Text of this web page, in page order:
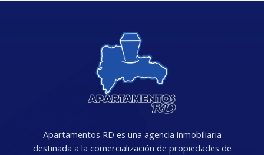
Apartamentos RD es una agencia inmobiliaria
destinada a la comercialización de propiedades de